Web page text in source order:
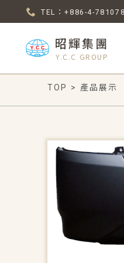
TEL：+886-4-
昭輝集團
Y.C.C GROUP
TOP > 產品展示